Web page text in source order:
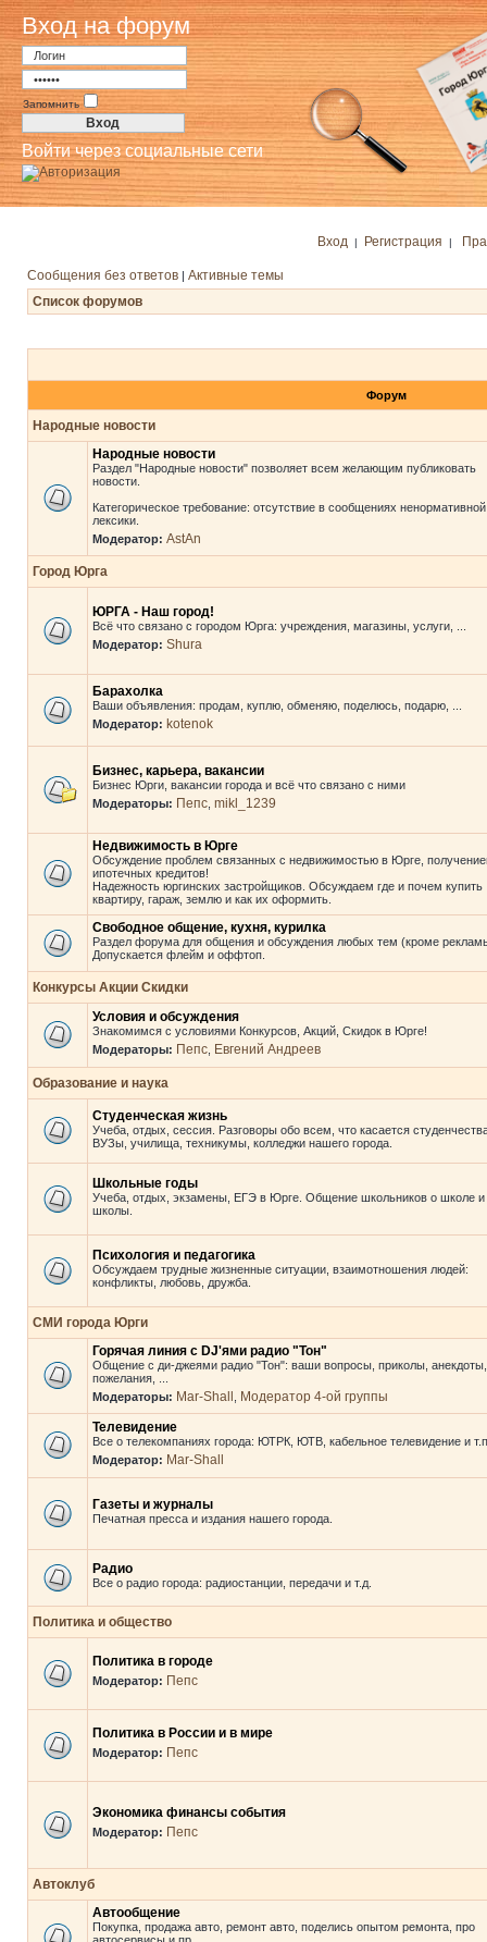
Вход на форум
Запомнить
Войти через социальные сети
Вход | Регистрация |
Сообщения без ответов | Активные темы
Список форумов
Форум
Народные новости
Народные новости
Раздел "Народные новости" позволяет всем желающим публиковать
новости.
Категорическое требование: отсутствие в сообщениях ненормативной
лексики.
Модератор: AstAn
Город Юрга
ЮРГА - Наш город!
Всё что связано с городом Юрга: учреждения, магазины, услуги, ...
Модератор: Shura
Барахолка
Ваши объявления: продам, куплю, обменяю, поделюсь, подарю, ...
Модератор: kotenok
Бизнес, карьера, вакансии
Бизнес Юрги, вакансии города и всё что связано с ними
Модераторы: Пепс mikl_1239
Недвижимость в Юрге
Обсуждение проблем связанных с недвижимостью в Юрге,
ипотечных кредитов!
Надежность юргинских застройщиков. Обсуждаем где и почем купить
квартиру, гараж, землю и как их оформить.
Свободное общение, кухня, курилка
Раздел форума для общения и обсуждения любых тем (кроме
Допускается флейм и оффтоп.
Конкурсы Акции Скидки
Условия и обсуждения
Знакомимся с условиями Конкурсов, Акций, Скидок в Юрге!
Модераторы: Пепс Евгений Андреев
Образование и наука
Студенческая жизнь
Учеба, отдых, сессия. Разговоры обо всем, что касается
ВУЗы, училища, техникумы, колледжи нашего города.
Школьные годы
Учеба, отдых, экзамены, ЕГЭ в Юрге. Общение школьников о школе и
школы.
Психология и педагогика
Обсуждаем трудные жизненные ситуации, взаимотношения людей:
конфликты, любовь, дружба.
СМИ города Юрги
Горячая линия с DJ'ями радио "Тон"
Общение с ди-джеями радио "Тон": ваши вопросы, приколы, анекдоты,
пожелания, ...
Модераторы: Mar-Shall
Модератор 4-ой группы
Телевидение
Все о телекомпаниях города: ЮТРК, ЮТВ, кабельное телевидение и
Модератор: Mar-Shall
Газеты и журналы
Печатная пресса и издания нашего города.
Радио
Все о радио города: радиостанции, передачи и т.д.
Политика и общество
Политика в городе
Модератор: Пепс
Политика в России и в мире
Модератор: Пепс
Экономика финансы события
Модератор: Пепс
Автоклуб
Автообщение
Покупка, продажа авто, ремонт авто, поделись опытом ремонта, про